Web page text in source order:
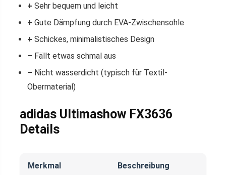
+ Sehr bequem und leicht
+ Gute Dämpfung durch EVA-Zwischensohle
+ Schickes, minimalistisches Design
– Fällt etwas schmal aus
– Nicht wasserdicht (typisch für Textil-
Obermaterial)
adidas Ultimashow FX3636
Details
Merkmal Beschreibung